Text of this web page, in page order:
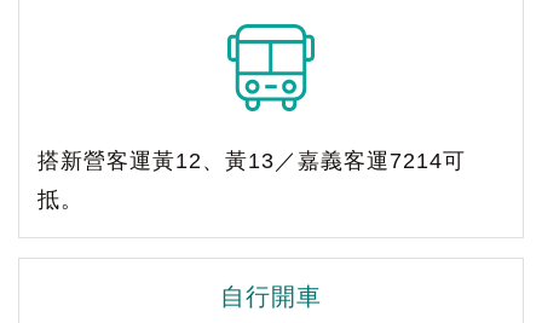
搭新營客運黃12、黃13／嘉義客運7214可
抵。
自行開車